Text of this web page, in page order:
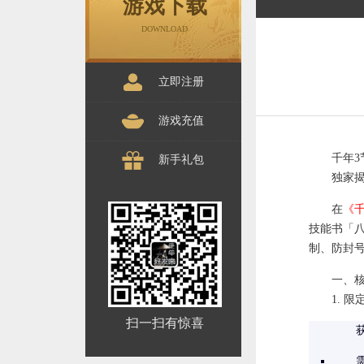
游戏下载
DOWNLOAD
立即注册
游戏充值
新手礼包
扫一扫有惊喜
千年3
独家
在 《
技能书「
制、防封
一、
1. 限